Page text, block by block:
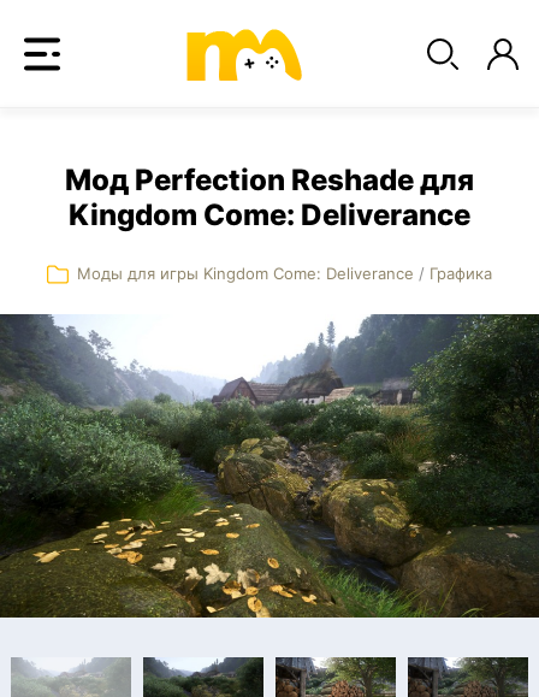
Мод Perfection Reshade для
Kingdom Come: Deliverance
Моды для игры Kingdom Come: Deliverance / Графика